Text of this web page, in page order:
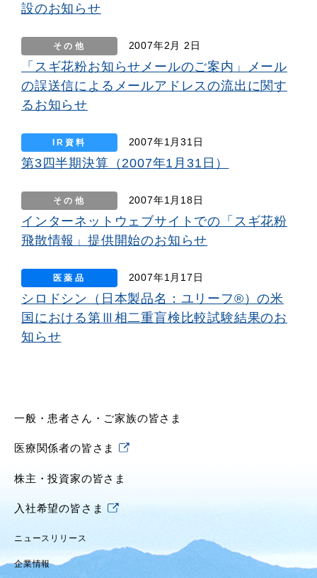
設のお知らせ
その他 2007年2月 2日
「スギ花粉お知らせメールのご案内」メール
の誤送信によるメールアドレスの流出に関す
るお知らせ
IR資料 2007年1月31日
第3四半期決算（2007年1月31日）
その他 2007年1月18日
インターネットウェブサイトでの「スギ花粉
飛散情報」提供開始のお知らせ
医薬品 2007年1月17日
シロドシン（日本製品名：ユリーフ®）の米
国における第Ⅲ相二重盲検比較試験結果のお
知らせ
一般・患者さん・ご家族の皆さま
医療関係者の皆さま
株主・投資家の皆さま
入社希望の皆さま
ニュースリリース
企業情報